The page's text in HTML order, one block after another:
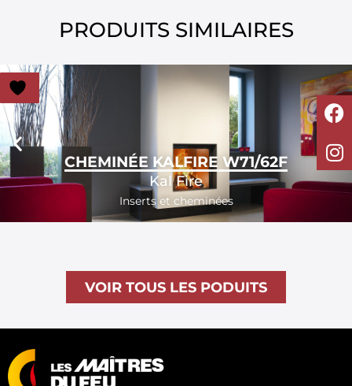
PRODUITS SIMILAIRES
CHEMINÉE KALFIRE W71/62F
Kal Fire
Inserts et cheminées
VOIR TOUS LES PODUITS